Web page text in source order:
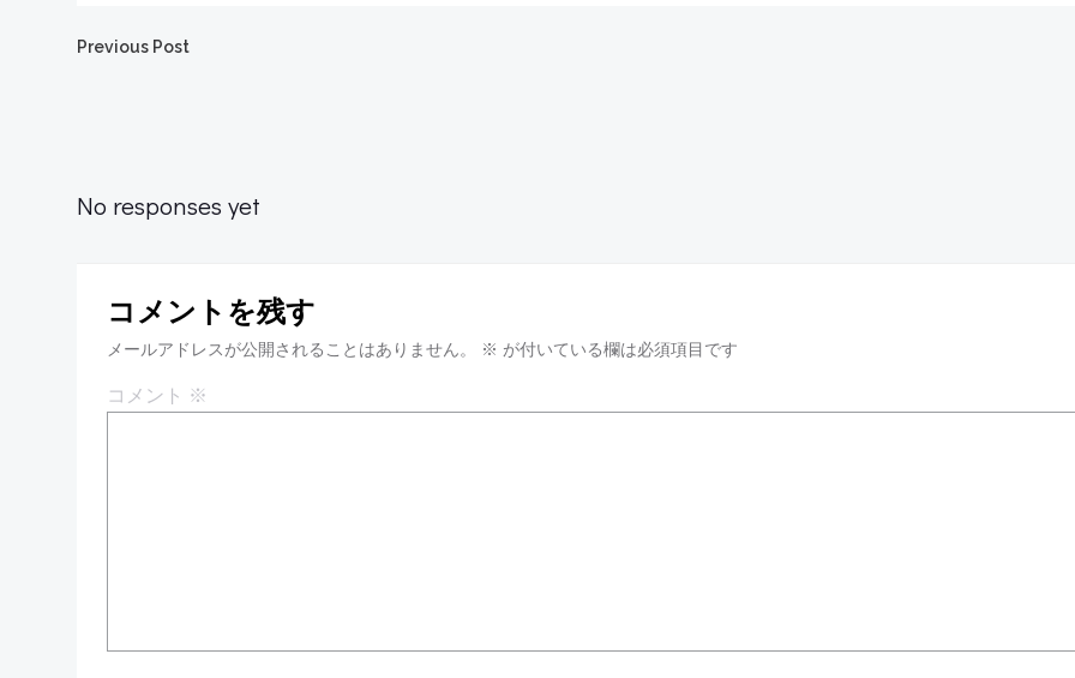
投
ナ
ゲ
ー
Previous Post
No responses yet
コメントを残す
メールアドレスが公開されることはありません。 ※ が付いている欄は必須項目です
コメント ※